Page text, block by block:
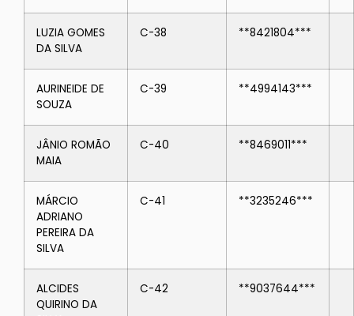
LUZIA GOMES
DA SILVA
C-38 **8421804***
AURINEIDE DE
SOUZA
C-39 **4994143***
JÂNIO ROMÃO
MAIA
C-40 **8469011***
MÁRCIO
ADRIANO
PEREIRA DA
SILVA
C-41 **3235246***
ALCIDES
QUIRINO DA
C-42 **9037644***